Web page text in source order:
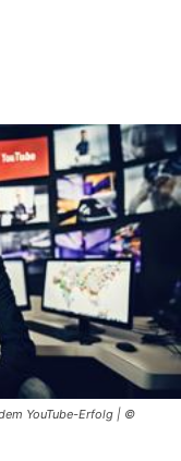
YouTube-Erfolg | ©